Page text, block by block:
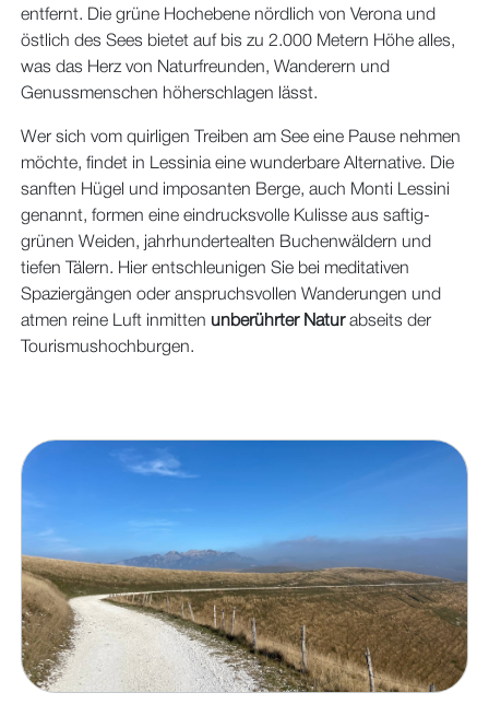
entfernt. Die grüne Hochebene nördlich von Verona und
östlich des Sees bietet auf bis zu 2.000 Metern Höhe alles,
was das Herz von Naturfreunden, Wanderern und
Genussmenschen höherschlagen lässt.
Wer sich vom quirligen Treiben am See eine Pause nehmen
möchte, findet in Lessinia eine wunderbare Alternative. Die
sanften Hügel und imposanten Berge, auch Monti Lessini
genannt, formen eine eindrucksvolle Kulisse aus saftig-
grünen Weiden, jahrhundertealten Buchenwäldern und
tiefen Tälern. Hier entschleunigen Sie bei meditativen
Spaziergängen oder anspruchsvollen Wanderungen und
atmen reine Luft inmitten unberührter Naturabseits der
Tourismushochburgen.